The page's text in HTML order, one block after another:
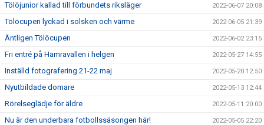
Tölöjunior kallad till förbundets riksläger 2022-06-07 20:08
Tölöcupen lyckad i solsken och värme 2022-06-05 21:39
Äntligen Tölöcupen 2022-06-02 23:15
Fri entré på Hamravallen i helgen 2022-05-27 14:55
Inställd fotografering 21-22 maj 2022-05-20 12:50
Nyutbildade domare 2022-05-13 12:44
Rörelseglädje för äldre 2022-05-11 20:00
Nu är den underbara fotbollssäsongen här! 2022-05-05 22:20